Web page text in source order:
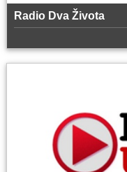
Radio Dva Života